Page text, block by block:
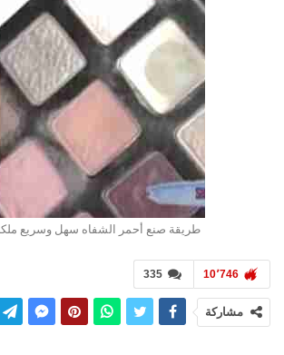
طريقة صنع أحمر الشفاه سهل وسريع ملكة
335 10٬746
مشاركة